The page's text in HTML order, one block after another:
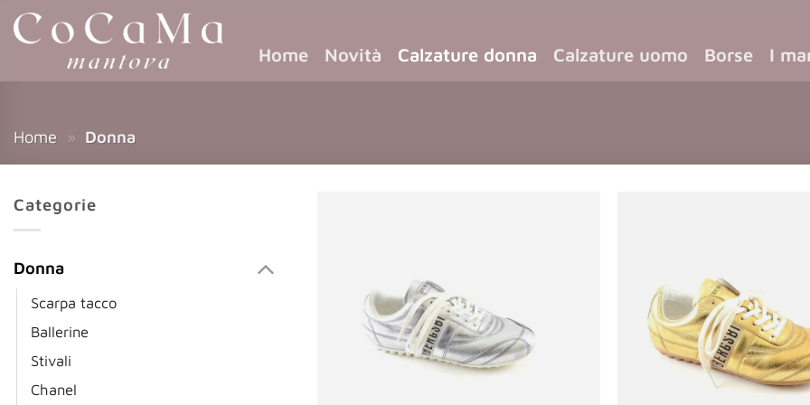
Home Novità Calzature donna Calzature uomo Borse I
Home » Donna
Categorie
Donna
Scarpa tacco
Ballerine
Stivali
Chanel